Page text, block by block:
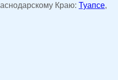
Краю: Туапсе,